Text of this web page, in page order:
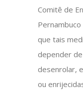
Comitê de
que tais
depender
desenrolar,
ou